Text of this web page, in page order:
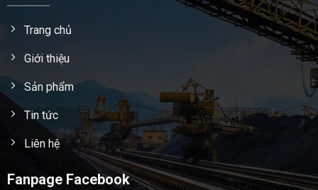
Trang chủ
Giới thiệu
Sản phẩm
Tin tức
Liên hệ
Fanpage Facebook